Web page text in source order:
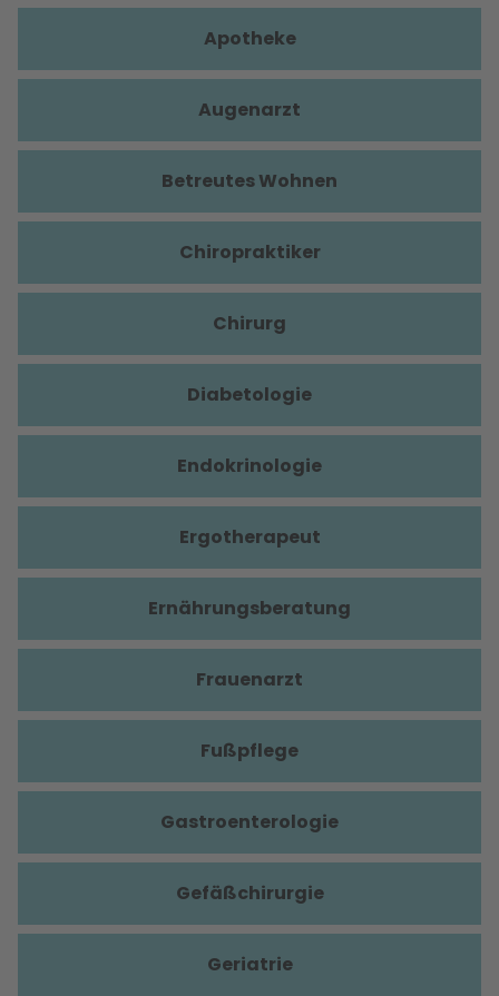
Apotheke
Augenarzt
Betreutes Wohnen
Chiropraktiker
Chirurg
Diabetologie
Endokrinologie
Ergotherapeut
Ernährungsberatung
Frauenarzt
Fußpflege
Gastroenterologie
Gefäßchirurgie
Geriatrie